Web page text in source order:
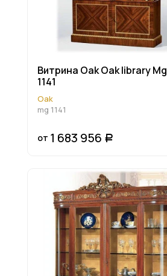
Витрина Oak Oak library Mg
1141
Oak
mg 1141
от 1 683 956 Р